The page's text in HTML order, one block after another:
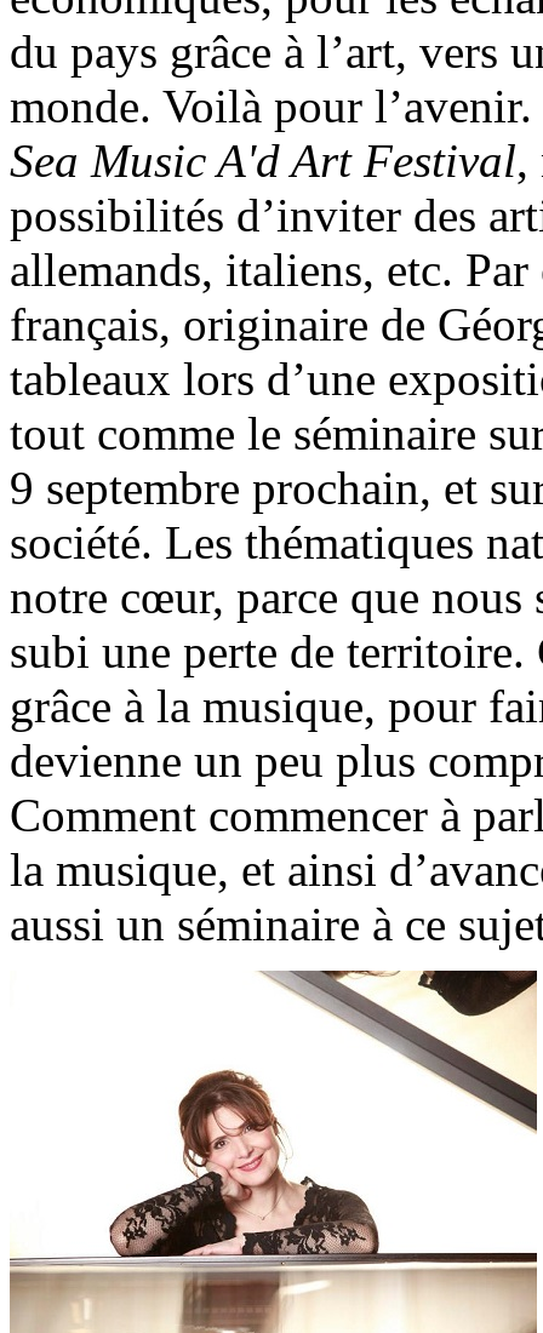
du pays grâce à l’art, vers
monde. Voilà pour
Sea Music A'd Art Festival,
possibilités d’inviter des
allemands, italiens, etc.
français, originaire de
tableaux lors d’une
tout comme le séminaire
9 septembre prochain, et
société. Les thématiques
notre cœur, parce que nous
subi une perte de
grâce à la musique, pour
devienne un peu plus
Comment commencer à
la musique, et ainsi
aussi un séminaire à ce